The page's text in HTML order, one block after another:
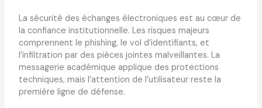
La sécurité des échanges électroniques est au cœur de
la confiance institutionnelle. Les risques majeurs
comprennent le phishing, le vol d’identifiants, et
l’infiltration par des pièces jointes malveillantes. La
messagerie académique applique des protections
techniques, mais l’attention de l’utilisateur reste la
première ligne de défense.